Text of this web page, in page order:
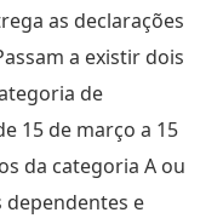
as declarações
a existir dois
de
15 de março a 15
da categoria A ou
dependentes e